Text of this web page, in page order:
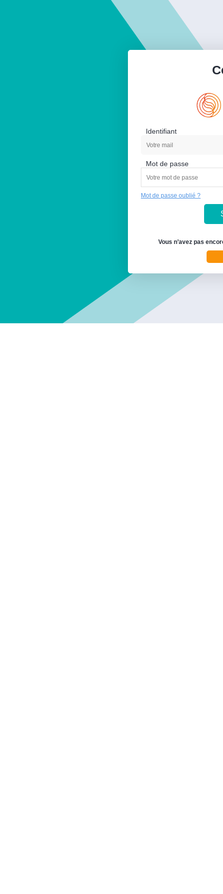
Identifiant
Mot de passe
Mot de passe oublié ?
Vous n’avez pas